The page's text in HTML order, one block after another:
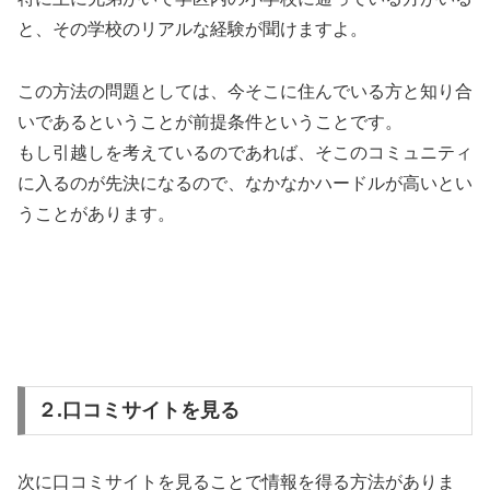
と、その学校のリアルな経験が聞けますよ。
この方法の問題としては、今そこに住んでいる方と知り合
いであるということが前提条件ということです。
もし引越しを考えているのであれば、そこのコミュニティ
に入るのが先決になるので、なかなかハードルが高いとい
うことがあります。
２.口コミサイトを見る
次に口コミサイトを見ることで情報を得る方法がありま